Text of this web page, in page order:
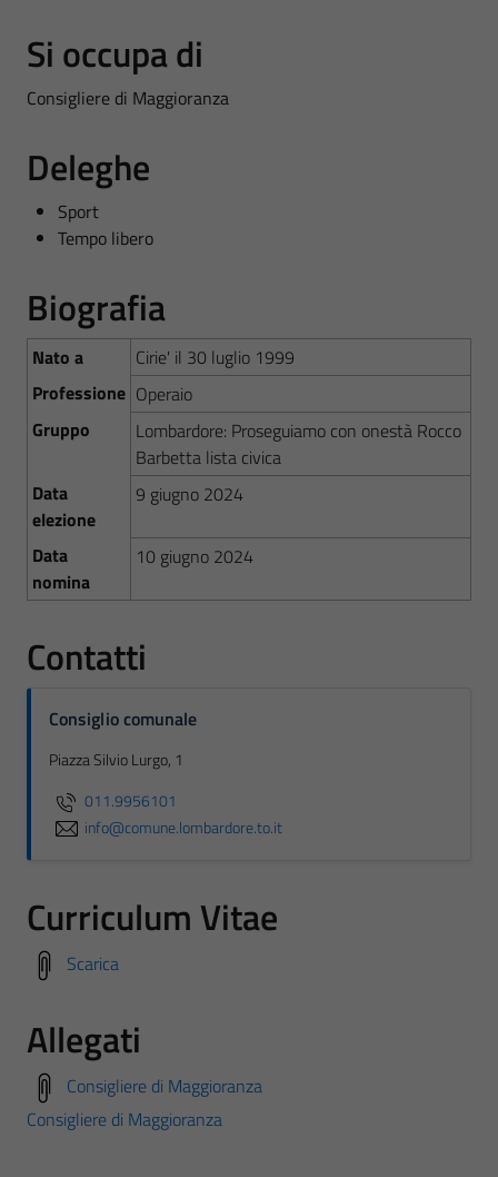
Si occupa di
Consigliere di Maggioranza
Deleghe
Sport
Tempo libero
Biografia
Nato a
Cirie' il 30 luglio 1999
Professione Operaio
Gruppo
Lombardore: Proseguiamo con onestà Rocco
Barbetta lista civica
Data
elezione
9 giugno 2024
Data
nomina
10 giugno 2024
Contatti
Consiglio comunale
Piazza Silvio Lurgo, 1
011.9956101
info@comune.lombardore.to.it
Curriculum Vitae
Scarica
Allegati
Consigliere di Maggioranza
Consigliere di Maggioranza